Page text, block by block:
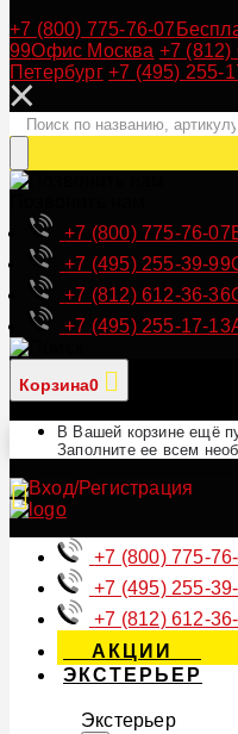
+7 (800) 775-76-07
99Офис Москва +7 (812)
Петербург +7 (495) 255-
+7 (800) 775-76-07
+7 (495) 255-39-99
+7 (812) 612-36-36
+7 (495) 255-17-13
Корзина0
В Вашей корзине ещё
Заполните ее всем
+7 (800) 775-
+7 (495) 255-
+7 (812) 612-
АКЦИИ
ЭКСТЕРЬЕР
Экстерьер